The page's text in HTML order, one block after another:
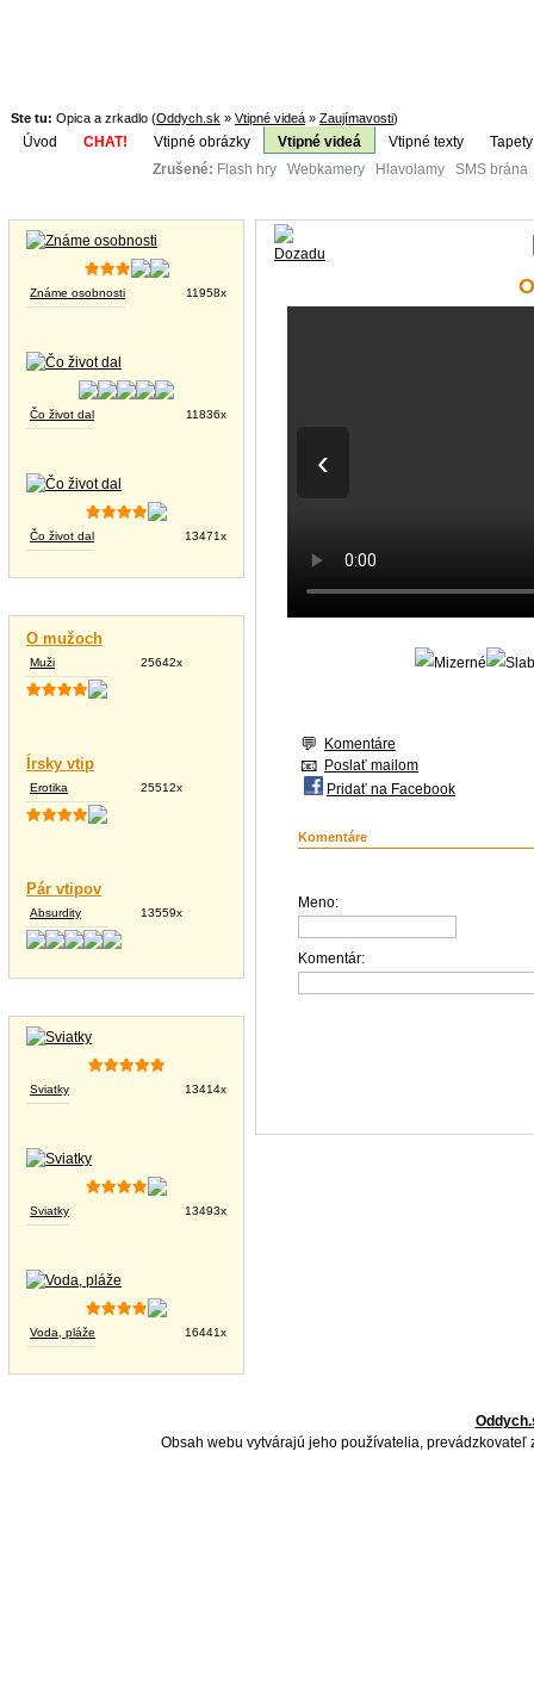
Ste tu: Opica a zrkadlo (Oddych.sk » Vtipné videá » Zaujímavosti)
Úvod CHAT! Vtipné obrázky Vtipné videá Vtipné texty
Zrušené: Flash hry Webkamery Hlavolamy SMS
Známe osobnosti 11958x
Čo život dal 11836x
Čo život dal 13471x
O mužoch
Muži 25642x
Írsky vtip
Erotika 25512x
Pár vtipov
Absurdity 13559x
Sviatky 13414x
Sviatky 13493x
Voda, pláže 16441x
‹
Komentáre
Poslať mailom
Pridať na Facebook
Komentáre
Meno:
Komentár:
Obsah webu vytvárajú jeho používatelia,